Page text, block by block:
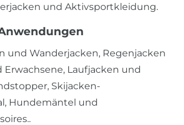
und Aktivsportkleidung.
und Wanderjacken, Regenjacken
Erwachsene, Laufjacken und
Skijacken-
Hundemäntel und